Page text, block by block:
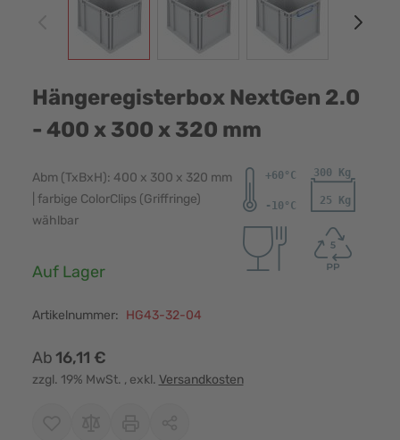
Hängeregisterbox NextGen 2.0
- 400 x 300 x 320 mm
Abm (TxBxH): 400 x 300 x 320 mm
| farbige ColorClips (Griffringe)
wählbar
Verfügbarkeit:
Auf Lager
Artikelnummer: HG43-32-04
Ab16,11 €
zzgl. 19% MwSt. , exkl. Versandkosten